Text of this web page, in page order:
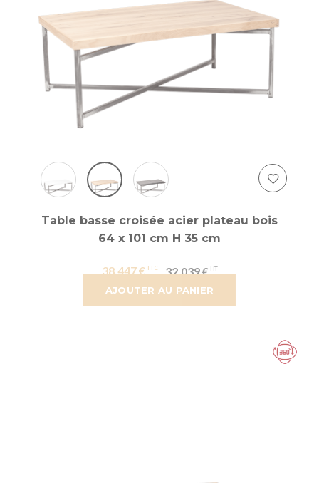
AJOUTER AU PANIER
Table basse croisée acier plateau bois
64 x 101 cm H 35 cm
38,447 € 32,039 €